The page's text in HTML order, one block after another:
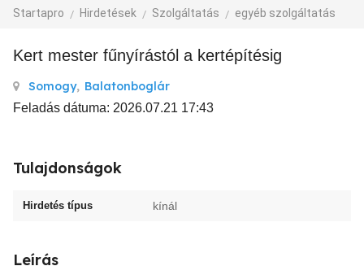
Startapro Hirdetések Szolgáltatás egyéb szolgáltatás
Kert mester fűnyírástól a kertépítésig
Somogy, Balatonboglár
Feladás dátuma: 2026.07.21 17:43
Tulajdonságok
Hirdetés típus kínál
Leírás